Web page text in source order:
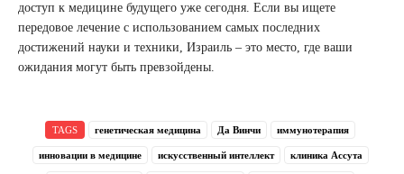
доступ к медицине будущего уже сегодня. Если вы ищете
передовое лечение с использованием самых последних
достижений науки и техники, Израиль – это место, где ваши
ожидания могут быть превзойдены.
TAGS генетическая медицина Да Винчи иммунотерапия
инновации в медицине искусственный интеллект клиника Ассута